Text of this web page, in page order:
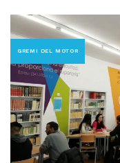
content
GREMI DEL MOTOR